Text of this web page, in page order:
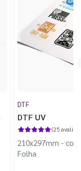
DTF
DTF UV
(25
210x297mm -
Folha